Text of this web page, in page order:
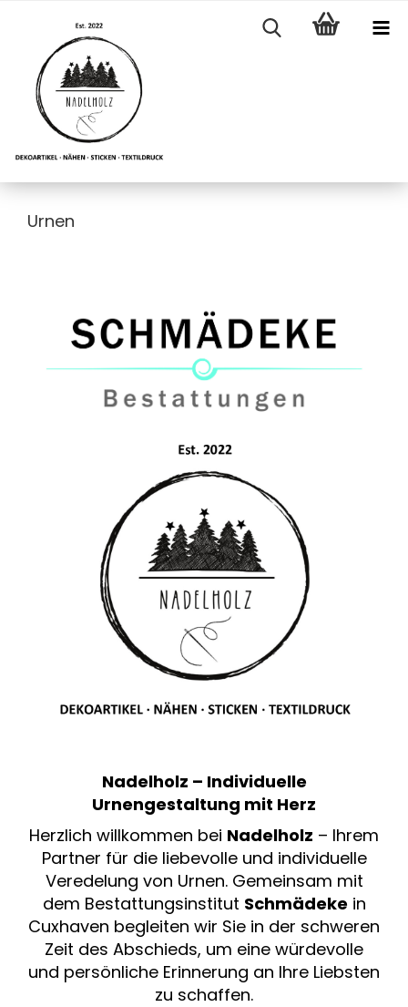
Urnen
Nadelholz – Individuelle
Urnengestaltung mit Herz
Herzlich willkommen bei Nadelholz – Ihrem
Partner für die liebevolle und individuelle
Veredelung von Urnen. Gemeinsam mit
dem Bestattungsinstitut Schmädeke in
Cuxhaven begleiten wir Sie in der schweren
Zeit des Abschieds, um eine würdevolle
und persönliche Erinnerung an Ihre Liebsten
zu schaffen.